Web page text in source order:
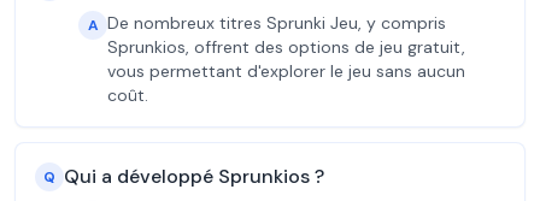
A De nombreux titres Sprunki Jeu, y compris
Sprunkios, offrent des options de jeu gratuit,
vous permettant d'explorer le jeu sans aucun
coût.
Q Qui a développé Sprunkios ?